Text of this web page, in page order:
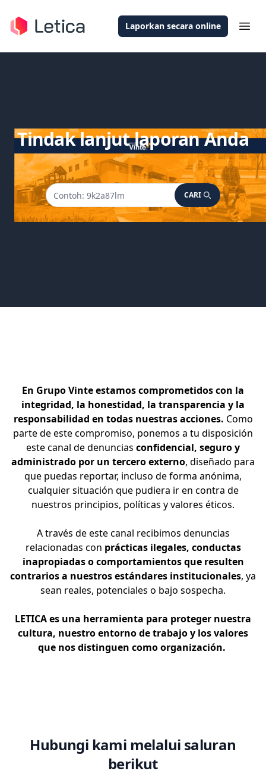
Laporkan secara online
Tindak lanjut laporan Anda
CARI
En Grupo Vinte estamos comprometidos con la
integridad, la honestidad, la transparencia y la
responsabilidad en todas nuestras acciones. Como
parte de este compromiso, ponemos a tu disposición
este canal de denuncias confidencial, seguro y
administrado por un tercero externo, diseñado para
que puedas reportar, incluso de forma anónima,
cualquier situación que pudiera ir en contra de
nuestros principios, políticas y valores éticos.
A través de este canal recibimos denuncias
relacionadas con prácticas ilegales, conductas
inapropiadas o comportamientos que resulten
contrarios a nuestros estándares institucionales, ya
sean reales, potenciales o bajo sospecha.
LETICA es una herramienta para proteger nuestra
cultura, nuestro entorno de trabajo y los valores
que nos distinguen como organización.
Hubungi kami melalui saluran
berikut